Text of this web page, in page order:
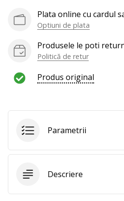
Plata online cu cardul
Optiuni de plata
Produsele le poti
Politică de retur
Produs original
Parametrii
Descriere